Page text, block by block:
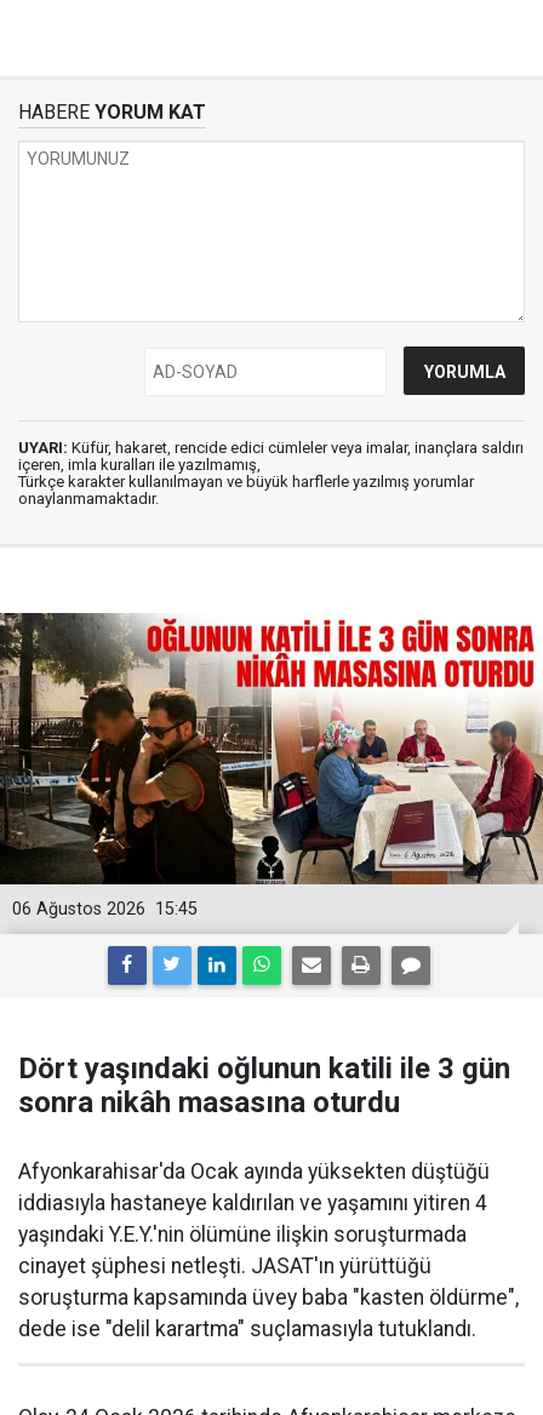
HABERE YORUM KAT
UYARI: Küfür, hakaret, rencide edici cümleler veya imalar, inançlara saldırı
içeren, imla kuralları ile yazılmamış,
Türkçe karakter kullanılmayan ve büyük harflerle yazılmış yorumlar
onaylanmamaktadır.
15:45
06 Ağustos 2026
Dört yaşındaki oğlunun katili ile 3 gün
sonra nikâh masasına oturdu
Afyonkarahisar'da Ocak ayında yüksekten düştüğü
iddiasıyla hastaneye kaldırılan ve yaşamını yitiren 4
yaşındaki Y.E.Y.'nin ölümüne ilişkin soruşturmada
cinayet şüphesi netleşti. JASAT'ın yürüttüğü
soruşturma kapsamında üvey baba "kasten öldürme",
dede ise "delil karartma" suçlamasıyla tutuklandı.